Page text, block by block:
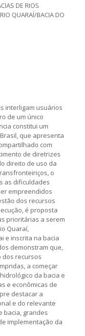
DE RIOS
QUARAÍ/BACIA DO
interligam usuários
de um único
constitui um
que apresenta
com
de diretrizes
direito de uso da
o
as dificuldades
empreendidos
dos recursos
é proposta
prioritárias a serem
Quaraí,
e inscrita na bacia
demonstram que,
dos recursos
a começar
da bacia e
e econômicas de
destacar a
e do relevante
bacia, grandes
implementação da